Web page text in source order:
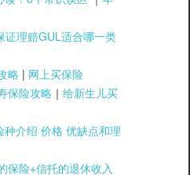
证理赔GUL适合哪一类
略 | 网上买保险
保险攻略 ｜ 给新生儿买
种介绍 价格 优缺点和理
保险+信托的退休收入